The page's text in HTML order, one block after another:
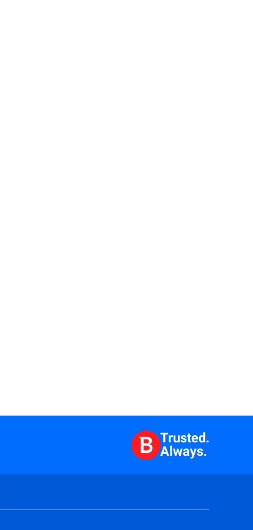
Trusted.
Always.